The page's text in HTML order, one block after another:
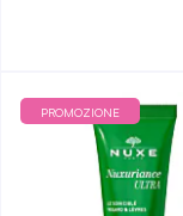
PROMOZIONE